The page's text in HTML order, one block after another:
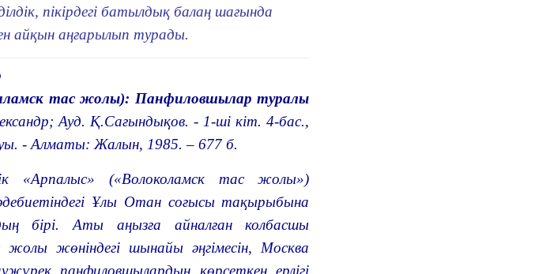
пікірдегі батылдық балаң шағында
айқын аңғарылып турады.
тас жолы): Панфиловшылар туралы
Ауд. Қ.Сағындықов. - 1-шi кiт. 4-бас.,
- Алматы: Жалын, 1985. – 677 б.
«Арпалыс» («Волоколамск тас жолы»)
Ұлы Отан соғысы тақырыбына
бірі. Аты аңызға айналған колбасшы
жөніндегі шынайы әңгімесін, Москва